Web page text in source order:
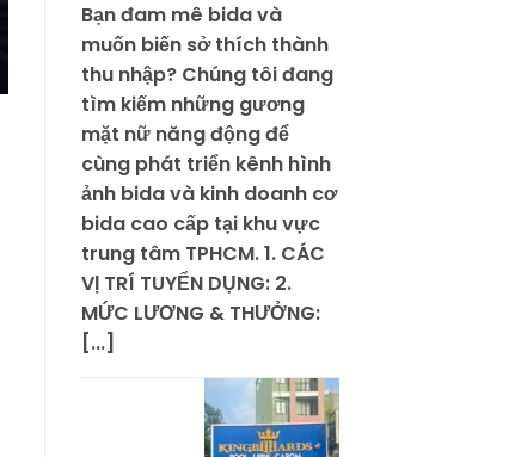
Bạn đam mê bida và
muốn biến sở thích thành
thu nhập? Chúng tôi đang
tìm kiếm những gương
mặt nữ năng động để
cùng phát triển kênh hình
ảnh bida và kinh doanh cơ
bida cao cấp tại khu vực
trung tâm TPHCM. 1. CÁC
VỊ TRÍ TUYỂN DỤNG: 2.
MỨC LƯƠNG & THƯỞNG:
[...]